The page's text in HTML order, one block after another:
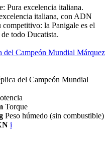
Pura excelencia italiana.
italiana, con ADN
la Panigale es el
todo Ducatista.
del Campeón Mundial Márquez
del Campeón Mundial
Torque
Peso húmedo (sin combustible)
i